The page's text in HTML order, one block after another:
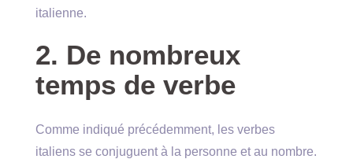
italienne.
2. De nombreux
temps de verbe
Comme indiqué précédemment, les verbes
italiens se conjuguent à la personne et au nombre.